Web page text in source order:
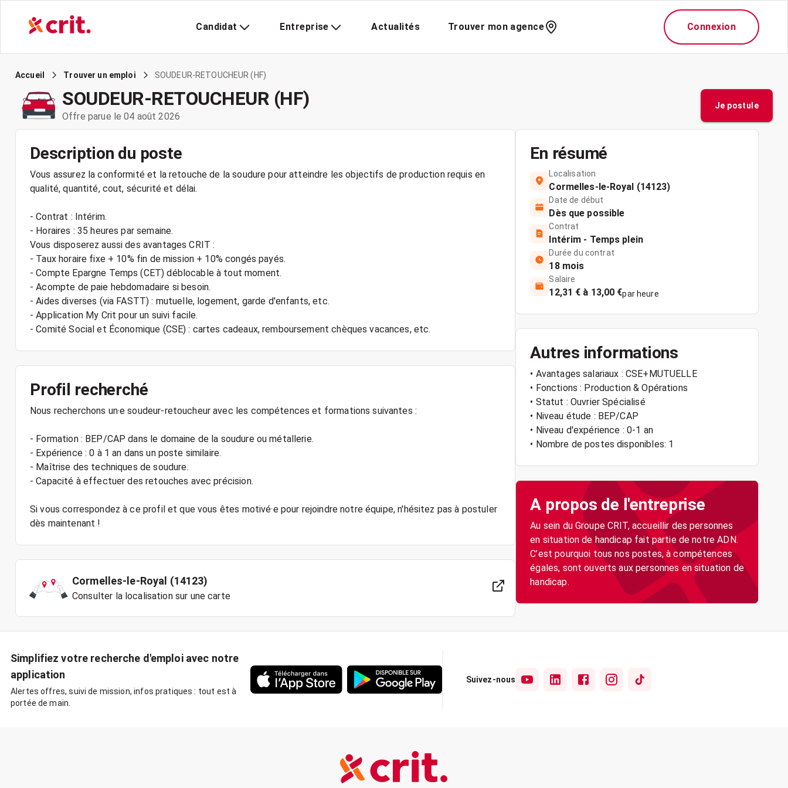
Candidat Entreprise Actualités Trouver mon agence Connexion
Accueil Trouver un emploi SOUDEUR-RETOUCHEUR (HF)
SOUDEUR-RETOUCHEUR (HF)
Offre parue le 04 août 2026
Je postule
Description du poste
Vous assurez la conformité et la retouche de la soudure pour atteindre les objectifs de production requis en
qualité, quantité, cout, sécurité et délai.
- Contrat : Intérim.
- Horaires : 35 heures par semaine.
Vous disposerez aussi des avantages CRIT :
- Taux horaire fixe + 10% fin de mission + 10% congés payés.
- Compte Epargne Temps (CET) déblocable à tout moment.
- Acompte de paie hebdomadaire si besoin.
- Aides diverses (via FASTT) : mutuelle, logement, garde d'enfants, etc.
- Application My Crit pour un suivi facile.
Profil recherché
Nous recherchons un·e soudeur-retoucheur avec les compétences et formations suivantes :
- Formation : BEP/CAP dans le domaine de la soudure ou métallerie.
- Expérience : 0 à 1 an dans un poste similaire.
- Maîtrise des techniques de soudure.
- Capacité à effectuer des retouches avec précision.
Si vous correspondez à ce profil et que vous êtes motivé·e pour rejoindre notre équipe, n'hésitez pas à postuler
Cormelles-le-Royal (14123)
Consulter la localisation sur une carte
En résumé
Localisation
Cormelles-le-Royal (14123)
Date de début
Dès que possible
Contrat
Intérim - Temps plein
Durée du contrat
18 mois
Salaire
12,31 € à 13,00 €par heure
Autres informations
• Avantages salariaux : CSE+MUTUELLE
• Fonctions : Production & Opérations
• Statut : Ouvrier Spécialisé
• Niveau étude : BEP/CAP
• Niveau d'expérience : 0-1 an
• Nombre de postes disponibles: 1
A propos de l'entreprise
Au sein du Groupe CRIT, accueillir des personnes
en situation de handicap fait partie de notre ADN.
C’est pourquoi tous nos postes, à compétences
égales, sont ouverts aux personnes en situation de
Simplifiez votre recherche d'emploi avec notre
application
Alertes offres, suivi de mission, infos pratiques : tout est à
portée de main.
Suivez-nous